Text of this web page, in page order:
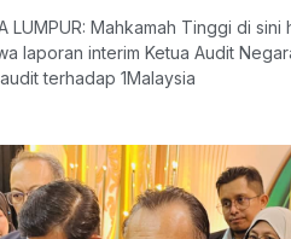
LUMPUR: Mahkamah Tinggi di sini
laporan interim Ketua Audit
terhadap 1Malaysia